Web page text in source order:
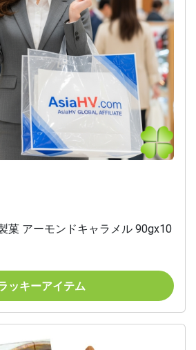
菓 アーモンドキャラメル 90gx10
ッキーアイテム